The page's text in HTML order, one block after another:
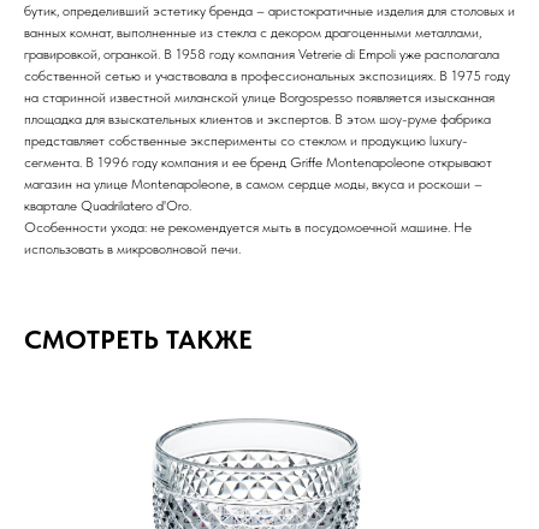
бутик, определивший эстетику бренда – аристократичные изделия для столовых и
ванных комнат, выполненные из стекла с декором драгоценными металлами,
гравировкой, огранкой. В 1958 году компания Vetrerie di Empoli уже располагала
собственной сетью и участвовала в профессиональных экспозициях. В 1975 году
на старинной известной миланской улице Borgospesso появляется изысканная
площадка для взыскательных клиентов и экспертов. В этом шоу-руме фабрика
представляет собственные эксперименты со стеклом и продукцию luxury-
сегмента. В 1996 году компания и ее бренд Griffe Montenapoleone открывают
магазин на улице Montenapoleone, в самом сердце моды, вкуса и роскоши –
квартале Quadrilatero d'Oro.
Особенности ухода: не рекомендуется мыть в посудомоечной машине. Не
использовать в микроволновой печи.
СМОТРЕТЬ ТАКЖЕ